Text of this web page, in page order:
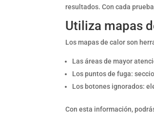
resultados. Con cada
Utiliza mapas
Los mapas de calor son
Las áreas de mayor
Los puntos de fuga:
Los botones ignorados:
Con esta información,